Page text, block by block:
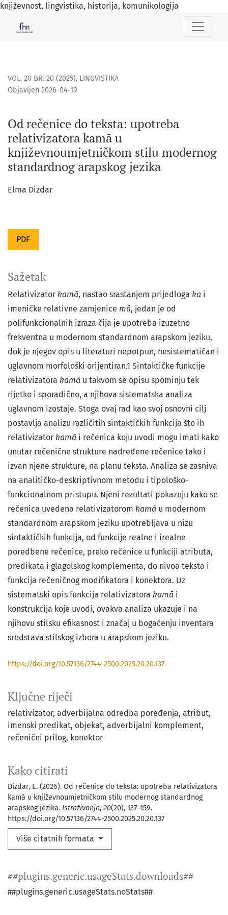
književnost, lingvistika, historija, komunikologija
Od rečenice do teksta: upotreba relativizatora kamā u
VOL. 20 BR. 20 (2025), LINGVISTIKA
Od rečenice do teksta: upotreba
relativizatora kamā u
književnoumjetničkom stilu modernog
standardnog arapskog jezika
Objavljen 2026-04-19
Elma Dizdar
PDF
Ključne riječi
relativizator adverbijalna odredba poređenja atribut
imenski predikat objekat adverbijalni komplement
rečenični prilog konektor
Kako citirati
Dizdar, E. (2026). Od rečenice do teksta: upotreba relativizatora
kamā u književnoumjetničkom stilu modernog standardnog
arapskog jezika. Istraživanja, 20(20), 137–159.
https://doi.org/10.57136/2744-2500.2025.20.20.137
Više citatnih formata
Sažetak
Relativizator kamā, nastao srastanjem prijedloga ka i
imeničke relativne zamjenice mā, jedan je od
polifunkcionalnih izraza čija je upotreba izuzetno
frekventna u modernom standardnom arapskom jeziku,
dok je njegov opis u literaturi nepotpun, nesistematičan i
uglavnom morfološki orijentiran.1 Sintaktičke funkcije
relativizatora kamā u takvom se opisu spominju tek
rijetko i sporadično, a njihova sistematska analiza
uglavnom izostaje. Stoga ovaj rad kao svoj osnovni cilj
postavlja analizu različitih sintaktičkih funkcija što ih
relativizator kamā i rečenica koju uvodi mogu imati kako
unutar rečenične strukture nadređene rečenice tako i
izvan njene strukture, na planu teksta. Analiza se zasniva
na analitičko-deskriptivnom metodu i tipološko-
funkcionalnom pristupu. Njeni rezultati pokazuju kako se
rečenica uvedena relativizatorom kamā u modernom
standardnom arapskom jeziku upotrebljava u nizu
sintaktičkih funkcija, od funkcije realne i irealne
poredbene rečenice, preko rečenice u funkciji atributa,
predikata i glagolskog komplementa, do nivoa teksta i
funkcija rečeničnog modifikatora i konektora. Uz
sistematski opis funkcija relativizatora kamā i
konstrukcija koje uvodi, ovakva analiza ukazuje i na
njihovu stilsku efikasnost i značaj u bogaćenju inventara
sredstava stilskog izbora u arapskom jeziku.
https://doi.org/10.57136/2744-2500.2025.20.20.137
##plugins.generic.usageStats.downloads##
##plugins.generic.usageStats.noStats##